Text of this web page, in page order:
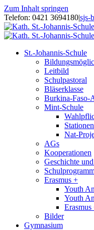
Zum Inhalt springen
Telefon: 0421 3694180|sjs-
St.-Johannis-Schule
Leitbild
Schulpastoral
Bläserklasse
Burkina-Faso-
Mint-Schule
Nat-
AGs
Kooperationen
Geschichte
Erasmus +
Youth
Youth
Bilder
Gymnasium